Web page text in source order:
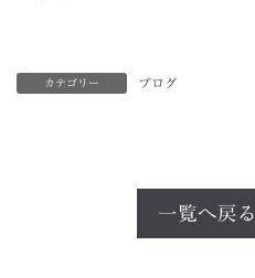
カテゴリー ブログ
一覧へ戻る